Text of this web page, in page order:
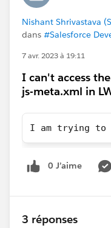
Nishant Shrivastava
dans #Salesforce
7 avr. 2023 à 19:11
I can't access
js-meta.xml in
I am trying to
0 J’aime
3 réponses